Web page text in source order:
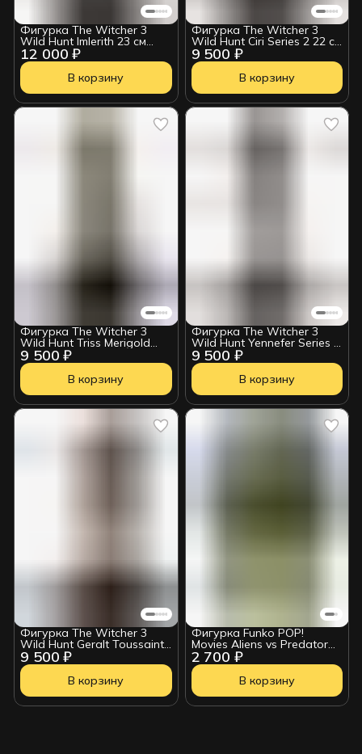
12 000 ₽
Фигурка The Witcher 3
Wild Hunt Imlerith 23 см
0761568009989
В корзину
9 500 ₽
Фигурка The Witcher 3
Wild Hunt Ciri Series 2 22 см
0761568005288
В корзину
9 500 ₽
Фигурка The Witcher 3
Wild Hunt Triss Merigold
Series 2 21 см
0761568007589
В корзину
9 500 ₽
Фигурка The Witcher 3
Wild Hunt Yennefer Series 2
20 см 0761568005295
В корзину
9 500 ₽
Фигурка The Witcher 3
Wild Hunt Geralt Toussaint
Tourney Armor 24 см
В корзину
2 700 ₽
Фигурка Funko POP!
Movies Aliens vs Predator
Requiem Predalien 6" (1997)
90241
В корзину